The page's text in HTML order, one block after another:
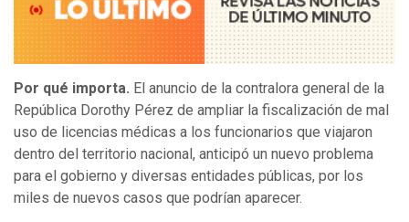
Por qué importa. El anuncio de la contralora general de la
República Dorothy Pérez de ampliar la fiscalización de mal
uso de licencias médicas a los funcionarios que viajaron
dentro del territorio nacional, anticipó un nuevo problema
para el gobierno y diversas entidades públicas, por los
miles de nuevos casos que podrían aparecer.